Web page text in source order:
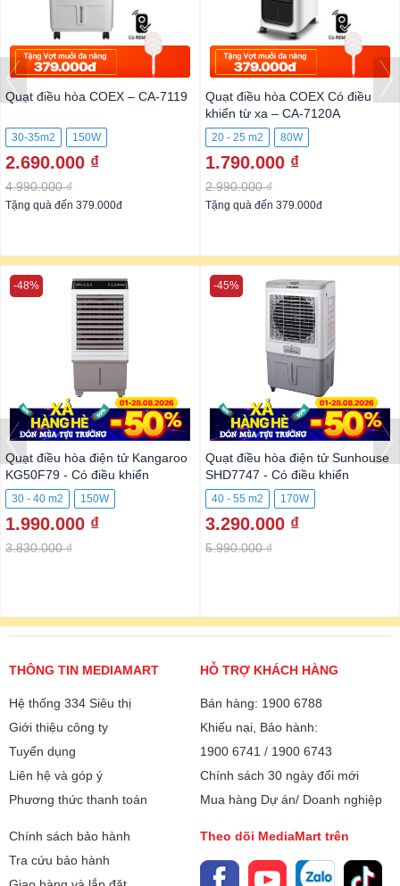
Quạt điều hòa COEX – CA-7119
30-35m2 150W
2.690.000 ₫
4.990.000 ₫
Tặng quà đến 379.000đ
Quạt điều hòa COEX Có điều
khiển từ xa – CA-7120A
20 - 25 m2 80W
1.790.000 ₫
2.990.000 ₫
Tặng quà đến 379.000đ
Quạt điều hòa điện tử Kangaroo
KG50F79 - Có điều khiển
30 - 40 m2 150W
1.990.000 ₫
3.830.000 ₫
-48%
Quạt điều hòa điện tử Sunhouse
SHD7747 - Có điều khiển
40 - 55 m2 170W
3.290.000 ₫
5.990.000 ₫
-45%
THÔNG TIN MEDIAMART
Hệ thống 334 Siêu thị
Giới thiệu công ty
Tuyển dụng
Liên hệ và góp ý
Phương thức thanh toán
HỖ TRỢ KHÁCH HÀNG
Bán hàng: 1900 6788
Khiếu nại, Bảo hành:
1900 6741 / 1900 6743
Chính sách 30 ngày đổi mới
Mua hàng Dự án/ Doanh nghiệp
Chính sách bảo hành
Tra cứu bảo hành
Theo dõi MediaMart trên